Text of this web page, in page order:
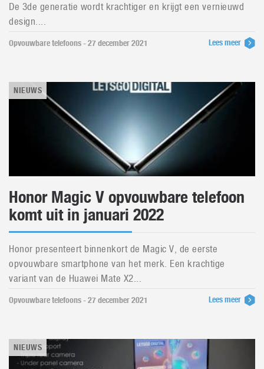
De 3de generatie wordt krachtiger en krijgt een vernieuwd
design....
Opvouwbare telefoons - 27 december 2021 Lees meer
NIEUWS
Honor Magic V opvouwbare telefoon
komt uit in januari 2022
Honor presenteert binnenkort de Magic V, de eerste
opvouwbare smartphone van het merk. Een krachtige
variant van de Huawei Mate X2...
Opvouwbare telefoons - 27 december 2021 Lees meer
NIEUWS